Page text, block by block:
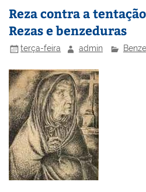
Reza contra a
Rezas e benzeduras
terça-feira admin